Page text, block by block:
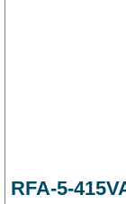
RFA-5-